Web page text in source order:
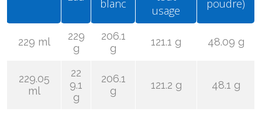
blanc
usage
poudre)
229 ml
229
g
206.1
g
121.1 g 48.09 g
229.05
ml
22
9.1
g
206.1
g
121.2 g 48.1 g